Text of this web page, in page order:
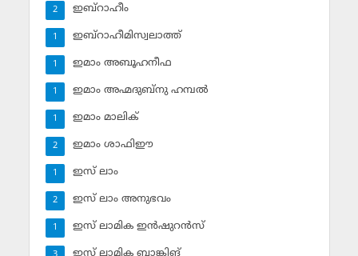
ഇബ്‌റാഹീം
2
ഇബ്‌റാഹീമിസ്വലാത്ത്
1
ഇമാം അബൂഹനീഫ
1
ഇമാം അഹ്മദുബ്‌നു ഹമ്പല്‍
1
ഇമാം മാലിക്
1
ഇമാം ശാഫിഈ
2
ഇസ് ലാം
1
ഇസ് ലാം അനുഭവം
2
ഇസ് ലാമിക ഇന്‍ഷുറന്‍സ്‌
1
ഇസ് ലാമിക ബാങ്കിങ്‌